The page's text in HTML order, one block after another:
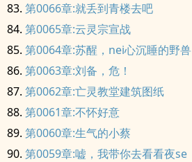
第0066章:就丢到青楼去吧
第0065章:云灵宗宣战
第0064章:苏醒，nei心沉睡的野兽
第0063章:刘备，危！
第0062章:亡灵教堂建筑图纸
第0061章:不怀好意
第0060章:生气的小蔡
第0059章:嘘，我带你去看看夜se